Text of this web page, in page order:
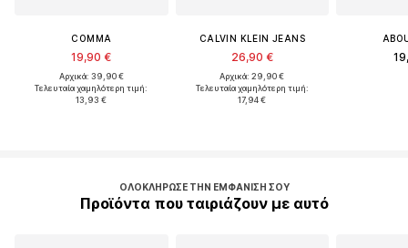
COMMA
19,90 €
Αρχικά: 39,90 €
Τελευταία χαμηλότερη τιμή:
13,93 €
CALVIN KLEIN JEANS
26,90 €
Αρχικά: 29,90 €
Τελευταία χαμηλότερη τιμή:
17,94 €
ΟΛΟΚΛΉΡΩΣΕ ΤΗΝ ΕΜΦΆΝΙΣΉ ΣΟΥ
Προϊόντα που ταιριάζουν με αυτό